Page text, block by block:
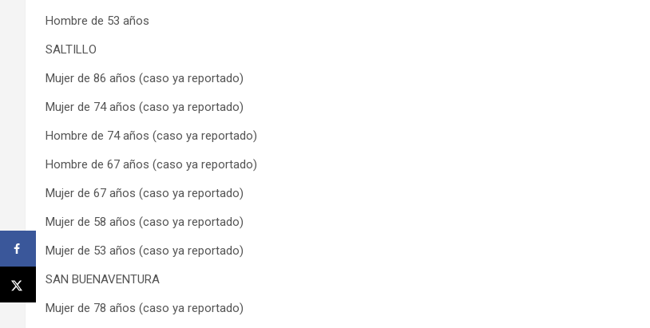
Hombre de 53 años
SALTILLO
Mujer de 86 años (caso ya reportado)
Mujer de 74 años (caso ya reportado)
Hombre de 74 años (caso ya reportado)
Hombre de 67 años (caso ya reportado)
Mujer de 67 años (caso ya reportado)
Mujer de 58 años (caso ya reportado)
Mujer de 53 años (caso ya reportado)
SAN BUENAVENTURA
Mujer de 78 años (caso ya reportado)